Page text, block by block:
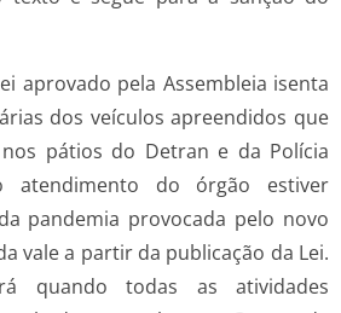
aprovado pela Assembleia isenta
dos veículos apreendidos que
pátios do Detran e da Polícia
atendimento do órgão estiver
pandemia provocada pelo novo
vale a partir da publicação da Lei.
quando todas as atividades